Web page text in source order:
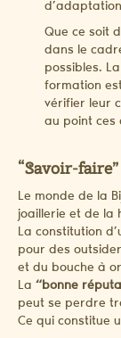
Que ce soit
dans le
possibles.
formation
vérifier leur
au point ces
“Savoir-
Le monde de la
joaillerie et de la
La constitution
pour des
et du bouche à
La “bonne
peut se perdre
Ce qui constitue